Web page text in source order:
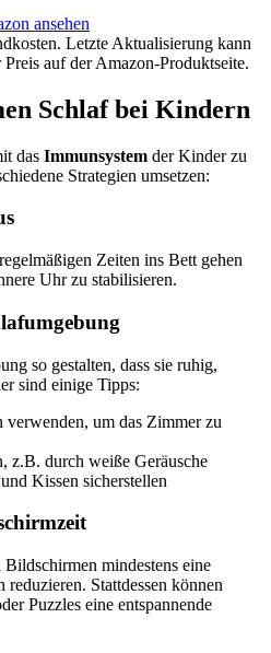
ansehen
Letzte Aktualisierung kann
auf der Amazon-Produktseite.
Schlaf bei Kindern
das Immunsystem der Kinder zu
Strategien umsetzen:
Zeiten ins Bett gehen
Uhr zu stabilisieren.
so gestalten, dass sie ruhig,
sind einige Tipps:
verwenden, um das Zimmer zu
z.B. durch weiße Geräusche
Kissen sicherstellen
mindestens eine
Stattdessen können
Puzzles eine entspannende